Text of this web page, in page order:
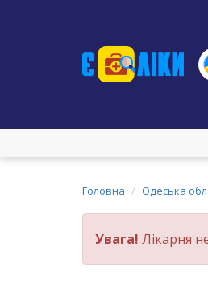
Головна Одеська
Увага! Лікарня